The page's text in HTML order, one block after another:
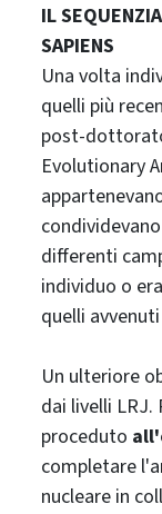
IL
SAPIENS
Una volta
quelli più
post-
Evolutionary
differenti
individuo o
quelli
Un ulteriore
dai livelli
proceduto
completare
nucleare in